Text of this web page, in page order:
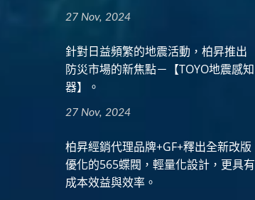
27 Nov, 2024
針對日益頻繁的地震活動，柏昇推出
防災市場的新焦點－【TOYO地震感知
器】。
27 Nov, 2024
柏昇經銷代理品牌+GF+釋出全新改版
優化的565蝶閥，輕量化設計，更具有
成本效益與效率。